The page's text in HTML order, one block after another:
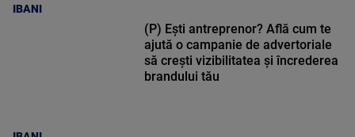
IBANI
(P) Ești antreprenor? Află cum te
ajută o campanie de advertoriale
să crești vizibilitatea și încrederea
brandului tău